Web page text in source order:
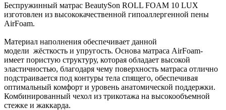
Беспружинный матрас BeautySon ROLL FOAM 10 LUX
изготовлен из высококачественной гипоаллергенной пены
AirFoam.
Материал наполнения обеспечивает данной
модели жёсткость и упругость. Основа матраса AirFoam-
имеет пористую структуру, которая обладает высокой
эластичностью, благодаря чему поверхность матраса отлично
подстраивается под контуры тела спящего, обеспечивая
оптимальный комфорт и уровень анатомической поддержки.
Комбинированный чехол из трикотажа на высокообъемной
стежке и жаккарда.